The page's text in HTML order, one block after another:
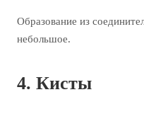
Образование из
небольшое.
4. Кисты